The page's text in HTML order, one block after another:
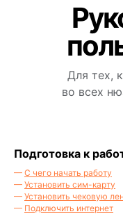
Для тех,
во всех
Подготовка к
— С чего начать работу
— Установить сим-карту
— Установить чековую
— Подключить интернет